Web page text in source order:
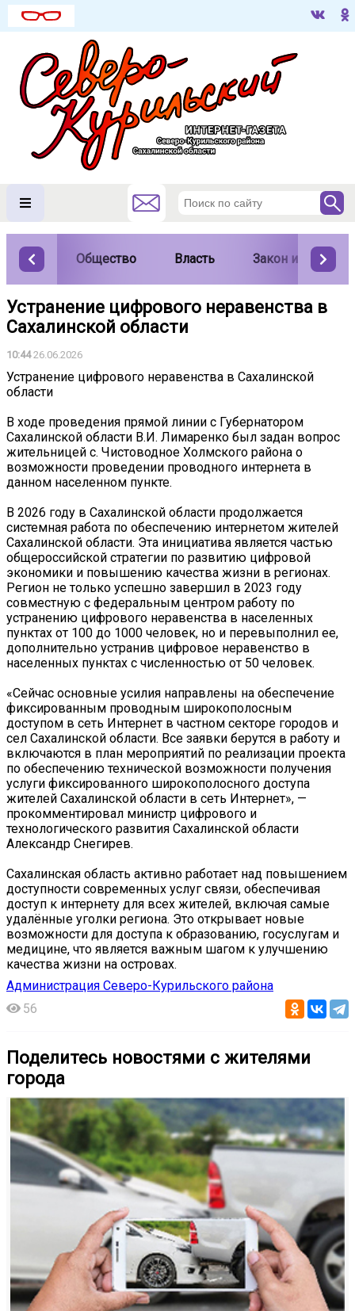
Общество Власть Закон и порядок
Устранение цифрового неравенства в
Сахалинской области
10:4426.06.2026
Устранение цифрового неравенства в Сахалинской
области
В ходе проведения прямой линии с Губернатором
Сахалинской области В.И. Лимаренко был задан вопрос
жительницей с. Чистоводное Холмского района о
возможности проведении проводного интернета в
данном населенном пункте.
В 2026 году в Сахалинской области продолжается
системная работа по обеспечению интернетом жителей
Сахалинской области. Эта инициатива является частью
общероссийской стратегии по развитию цифровой
экономики и повышению качества жизни в регионах.
Регион не только успешно завершил в 2023 году
совместную с федеральным центром работу по
устранению цифрового неравенства в населенных
пунктах от 100 до 1000 человек, но и перевыполнил ее,
дополнительно устранив цифровое неравенство в
населенных пунктах с численностью от 50 человек.
«Сейчас основные усилия направлены на обеспечение
фиксированным проводным широкополосным
доступом в сеть Интернет в частном секторе городов и
сел Сахалинской области. Все заявки берутся в работу и
включаются в план мероприятий по реализации проекта
по обеспечению технической возможности получения
услуги фиксированного широкополосного доступа
жителей Сахалинской области в сеть Интернет», —
прокомментировал министр цифрового и
технологического развития Сахалинской области
Александр Снегирев.
Сахалинская область активно работает над повышением
доступности современных услуг связи, обеспечивая
доступ к интернету для всех жителей, включая самые
удалённые уголки региона. Это открывает новые
возможности для доступа к образованию, госуслугам и
медицине, что является важным шагом к улучшению
качества жизни на островах.
Администрация Северо-Курильского района
56
Поделитесь новостями с жителями
города